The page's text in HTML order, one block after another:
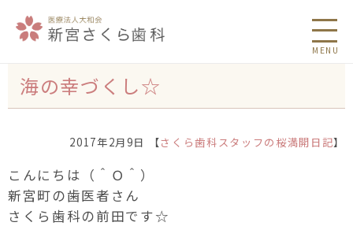
MENU
海の幸づくし☆
2017年2月9日 【さくら歯科スタッフの桜満開日記】
こんにちは（＾Ｏ＾）
新宮町の歯医者さん
さくら歯科の前田です☆